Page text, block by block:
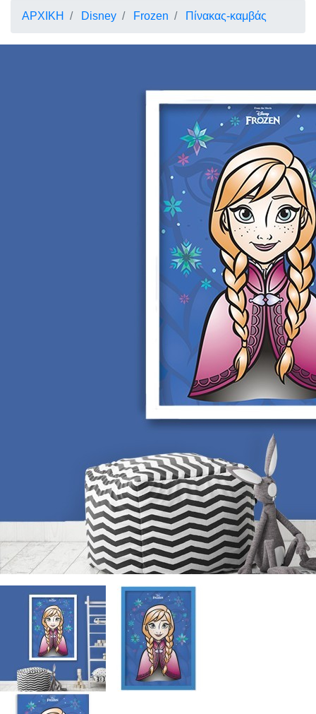
ΑΡΧΙΚΗ Disney Frozen Πίνακας-καμβάς